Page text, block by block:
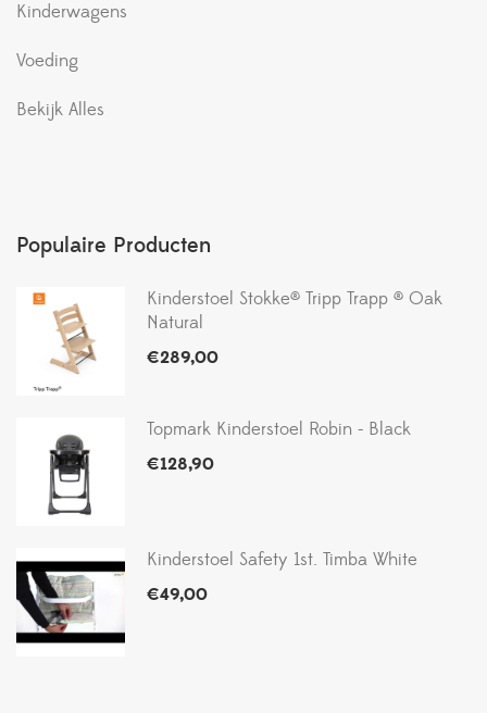
Kinderwagens
Voeding
Bekijk Alles
Populaire Producten
Kinderstoel Stokke® Tripp Trapp ® Oak
Natural
€289,00
Topmark Kinderstoel Robin - Black
€128,90
Kinderstoel Safety 1st. Timba White
€49,00